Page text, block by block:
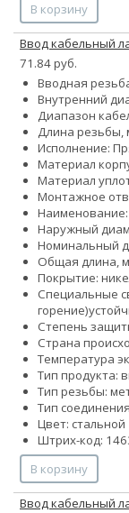
В корзину
Ввод кабельный
71.84 руб.
Вводная
Внутренний
Диапазон
Длина резьбы,
Исполнение:
Материал
Материал
Монтажное
Наименование:
Наружный
Номинальный
Общая длина,
Покрытие:
Специальные
горение)
Степень
Страна
Температура
Тип продукта:
Тип резьбы:
Тип
Цвет: стальной
Штрих-код:
В корзину
Ввод кабельный